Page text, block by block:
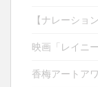
【ナレーショ
映画「レイニ
香梅アートア